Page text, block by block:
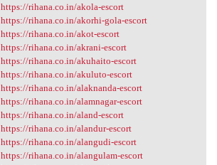
https://rihana.co.in/akola-escort
https://rihana.co.in/akorhi-gola-escort
https://rihana.co.in/akot-escort
https://rihana.co.in/akrani-escort
https://rihana.co.in/akuhaito-escort
https://rihana.co.in/akuluto-escort
https://rihana.co.in/alaknanda-escort
https://rihana.co.in/alamnagar-escort
https://rihana.co.in/aland-escort
https://rihana.co.in/alandur-escort
https://rihana.co.in/alangudi-escort
https://rihana.co.in/alangulam-escort